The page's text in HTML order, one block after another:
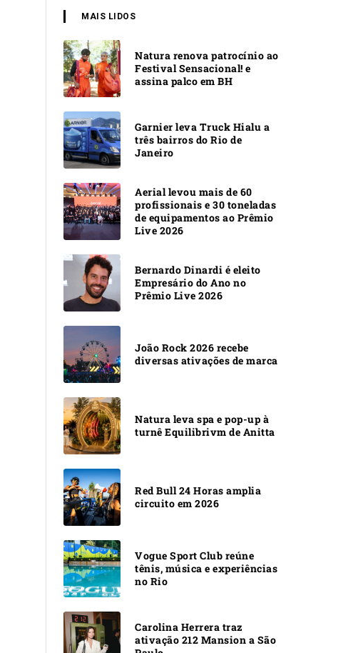
MAIS LIDOS
Natura renova patrocínio ao
Festival Sensacional! e
assina palco em BH
Garnier leva Truck Hialu a
três bairros do Rio de
Janeiro
Aerial levou mais de 60
profissionais e 30 toneladas
de equipamentos ao Prêmio
Live 2026
Bernardo Dinardi é eleito
Empresário do Ano no
Prêmio Live 2026
João Rock 2026 recebe
diversas ativações de marca
Natura leva spa e pop-up à
turnê Equilibrivm de Anitta
Red Bull 24 Horas amplia
circuito em 2026
Vogue Sport Club reúne
tênis, música e experiências
no Rio
Carolina Herrera traz
ativação 212 Mansion a São